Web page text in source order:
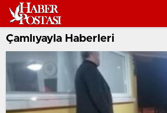
Çamlıyayla Haberleri